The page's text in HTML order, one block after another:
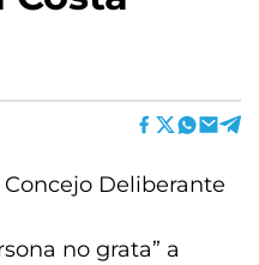
Concejo Deliberante
no grata” a